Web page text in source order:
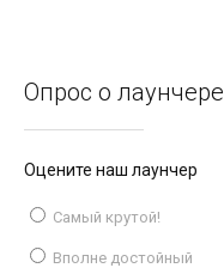
Опрос о лаунчере
Оцените наш лаунчер
Самый крутой!
Вполне достойный